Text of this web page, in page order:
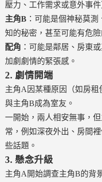
壓力、工作需求或意外事
主角B ：可能是個神秘莫
知的秘密，甚至可能有危險
配角 ：可能是鄰居、房東
加劇劇情的緊張感。
2. 劇情開端
主角A因某種原因（如房租
與主角B成為室友。
一開始，兩人相安無事，
常，例如深夜外出、房間
些話題。
3. 懸念升級
主角A開始調查主角B的背